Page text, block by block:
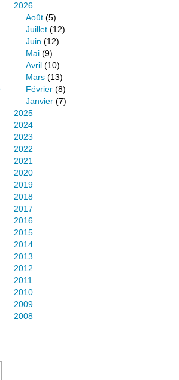
2026
Août (5)
Juillet (12)
Juin (12)
Mai (9)
Avril (10)
Mars (13)
Février (8)
Janvier (7)
2025
2024
2023
2022
2021
2020
2019
2018
2017
2016
2015
2014
2013
2012
2011
2010
2009
2008